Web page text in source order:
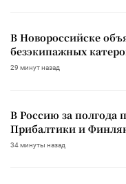
В Новороссийске
безэкипажных
29 минут назад
В Россию за полгода
Прибалтики и
34 минуты назад